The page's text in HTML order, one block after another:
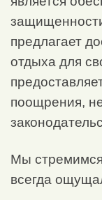
предлагает
отдыха для
поощрения,
Мы
всегда